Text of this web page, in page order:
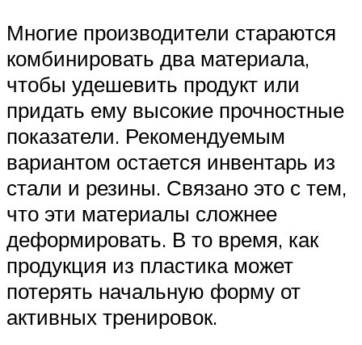
Многие производители стараются
комбинировать два материала,
чтобы удешевить продукт или
придать ему высокие прочностные
показатели. Рекомендуемым
вариантом остается инвентарь из
стали и резины. Связано это с тем,
что эти материалы сложнее
деформировать. В то время, как
продукция из пластика может
потерять начальную форму от
активных тренировок.